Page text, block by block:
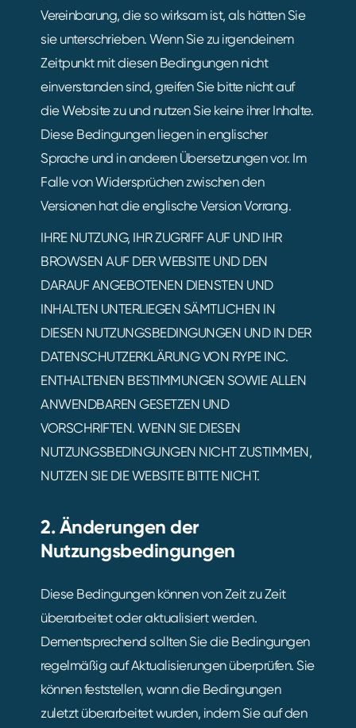
Vereinbarung, die so wirksam ist, als hätten Sie
sie unterschrieben. Wenn Sie zu irgendeinem
Zeitpunkt mit diesen Bedingungen nicht
einverstanden sind, greifen Sie bitte nicht auf
die Website zu und nutzen Sie keine ihrer Inhalte.
Diese Bedingungen liegen in englischer
Sprache und in anderen Übersetzungen vor. Im
Falle von Widersprüchen zwischen den
Versionen hat die englische Version Vorrang.
IHRE NUTZUNG, IHR ZUGRIFF AUF UND IHR
BROWSEN AUF DER WEBSITE UND DEN
DARAUF ANGEBOTENEN DIENSTEN UND
INHALTEN UNTERLIEGEN SÄMTLICHEN IN
DIESEN NUTZUNGSBEDINGUNGEN UND IN DER
DATENSCHUTZERKLÄRUNG VON RYPE INC.
ENTHALTENEN BESTIMMUNGEN SOWIE ALLEN
ANWENDBAREN GESETZEN UND
VORSCHRIFTEN. WENN SIE DIESEN
NUTZUNGSBEDINGUNGEN NICHT ZUSTIMMEN,
NUTZEN SIE DIE WEBSITE BITTE NICHT.
2. Änderungen der
Nutzungsbedingungen
Diese Bedingungen können von Zeit zu Zeit
überarbeitet oder aktualisiert werden.
Dementsprechend sollten Sie die Bedingungen
regelmäßig auf Aktualisierungen überprüfen. Sie
können feststellen, wann die Bedingungen
zuletzt überarbeitet wurden, indem Sie auf den